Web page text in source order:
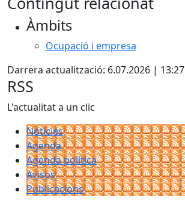
Àmbits
Ocupació i empresa
Darrera actualització: 6.07.2026 | 13:27
RSS
L'actualitat a un clic
Notícies
Agenda
Agenda política
Avisos
Publicacions